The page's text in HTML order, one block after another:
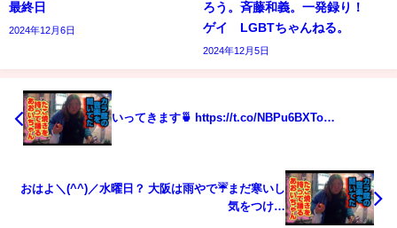
最終日
2024年12月6日
ろう。斉藤和義。一発録り！
ゲイ LGBTちゃんねる。
2024年12月5日
いってきます🍵 https://t.co/NBPu6BXTo…
おはよ＼(^^)／水曜日？ 大阪は雨やで☔まだ寒いし
気をつけ…